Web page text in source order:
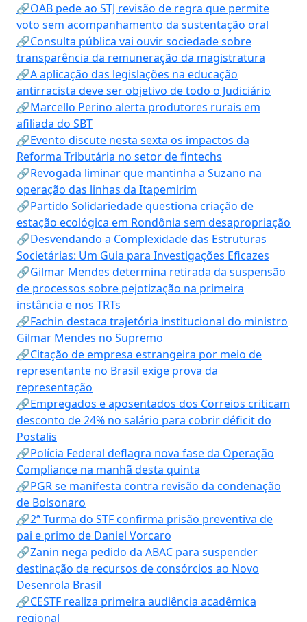
🔗OAB pede ao STJ revisão de regra que permite
voto sem acompanhamento da sustentação oral
🔗Consulta pública vai ouvir sociedade sobre
transparência da remuneração da magistratura
🔗A aplicação das legislações na educação
antirracista deve ser objetivo de todo o Judiciário
🔗Marcello Perino alerta produtores rurais em
afiliada do SBT
🔗Evento discute nesta sexta os impactos da
Reforma Tributária no setor de fintechs
🔗Revogada liminar que mantinha a Suzano na
operação das linhas da Itapemirim
🔗Partido Solidariedade questiona criação de
estação ecológica em Rondônia sem desapropriação
🔗Desvendando a Complexidade das Estruturas
Societárias: Um Guia para Investigações Eficazes
🔗Gilmar Mendes determina retirada da suspensão
de processos sobre pejotização na primeira
instância e nos TRTs
🔗Fachin destaca trajetória institucional do ministro
Gilmar Mendes no Supremo
🔗Citação de empresa estrangeira por meio de
representante no Brasil exige prova da
representação
🔗Empregados e aposentados dos Correios criticam
desconto de 24% no salário para cobrir déficit do
Postalis
🔗Polícia Federal deflagra nova fase da Operação
Compliance na manhã desta quinta
🔗PGR se manifesta contra revisão da condenação
de Bolsonaro
🔗2ª Turma do STF confirma prisão preventiva de
pai e primo de Daniel Vorcaro
🔗Zanin nega pedido da ABAC para suspender
destinação de recursos de consórcios ao Novo
Desenrola Brasil
🔗CESTF realiza primeira audiência acadêmica
regional